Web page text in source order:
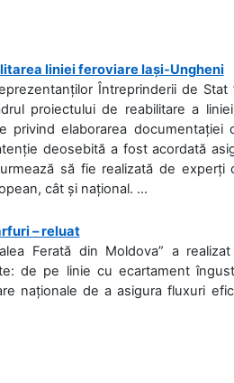
liniei feroviare Iași-Ungheni
Întreprinderii de Stat
proiectului de reabilitare a
privind elaborarea
deosebită a fost acordată
să fie realizată de experți
cât și național. ...
– reluat
Ferată din Moldova” a
de pe linie cu ecartament
naționale de a asigura fluxuri